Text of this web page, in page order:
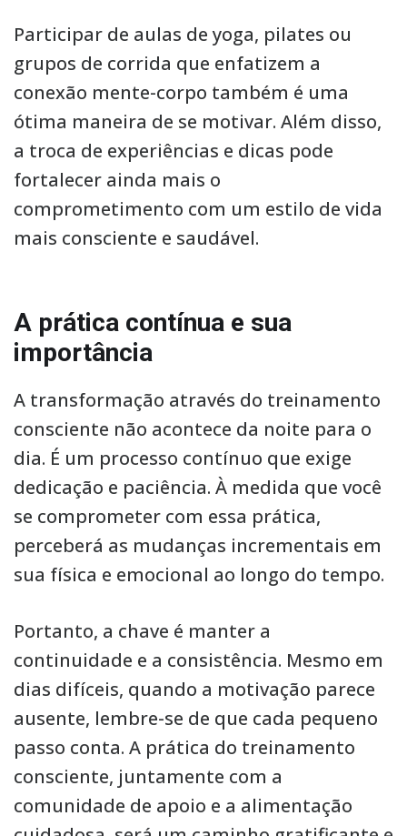
Participar de aulas de yoga, pilates ou
grupos de corrida que enfatizem a
conexão mente-corpo também é uma
ótima maneira de se motivar. Além disso,
a troca de experiências e dicas pode
fortalecer ainda mais o
comprometimento com um estilo de vida
mais consciente e saudável.
A prática contínua e sua
importância
A transformação através do treinamento
consciente não acontece da noite para o
dia. É um processo contínuo que exige
dedicação e paciência. À medida que você
se comprometer com essa prática,
perceberá as mudanças incrementais em
sua física e emocional ao longo do tempo.
Portanto, a chave é manter a
continuidade e a consistência. Mesmo em
dias difíceis, quando a motivação parece
ausente, lembre-se de que cada pequeno
passo conta. A prática do treinamento
consciente, juntamente com a
comunidade de apoio e a alimentação